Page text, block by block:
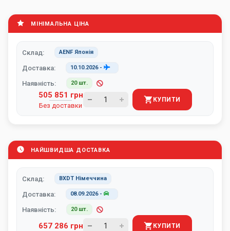
МІНІМАЛЬНА ЦІНА
Склад: AENF Японія
Доставка: 10.10.2026-
Наявність: 20 шт.
505 851 грн
Без доставки
КУПИТИ
НАЙШВИДША ДОСТАВКА
Склад: BXDT Німеччина
Доставка: 08.09.2026-
Наявність: 20 шт.
657 286 грн КУПИТИ